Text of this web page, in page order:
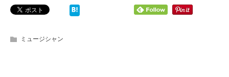
ミュージシャン